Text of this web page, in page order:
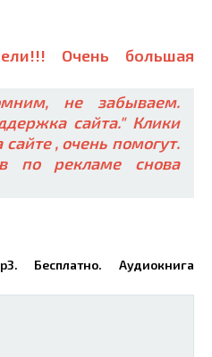
Очень большая
не забываем.
сайта." Клики
, очень помогут.
по рекламе снова
Бесплатно. Аудиокнига